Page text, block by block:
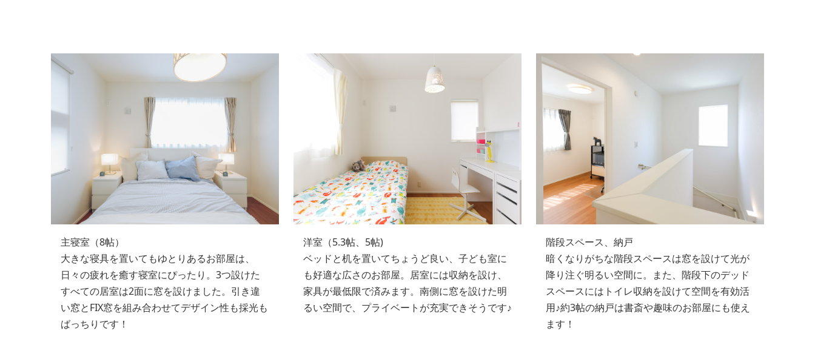
主寝室（8帖）
大きな寝具を置いてもゆとりあるお部屋は、
日々の疲れを癒す寝室にぴったり。3つ設けた
すべての居室は2面に窓を設けました。引き違
い窓とFIX窓を組み合わせてデザイン性も採光も
ばっちりです！
洋室（5.3帖、5帖)
ベッドと机を置いてちょうど良い、子ども室に
も好適な広さのお部屋。居室には収納を設け、
家具が最低限で済みます。南側に窓を設けた明
るい空間で、プライベートが充実できそうです♪
階段スペース、納戸
暗くなりがちな階段スペースは窓を設けて光が
降り注ぐ明るい空間に。また、階段下のデッド
スペースにはトイレ収納を設けて空間を有効活
用♪約3帖の納戸は書斎や趣味のお部屋にも使え
ます！